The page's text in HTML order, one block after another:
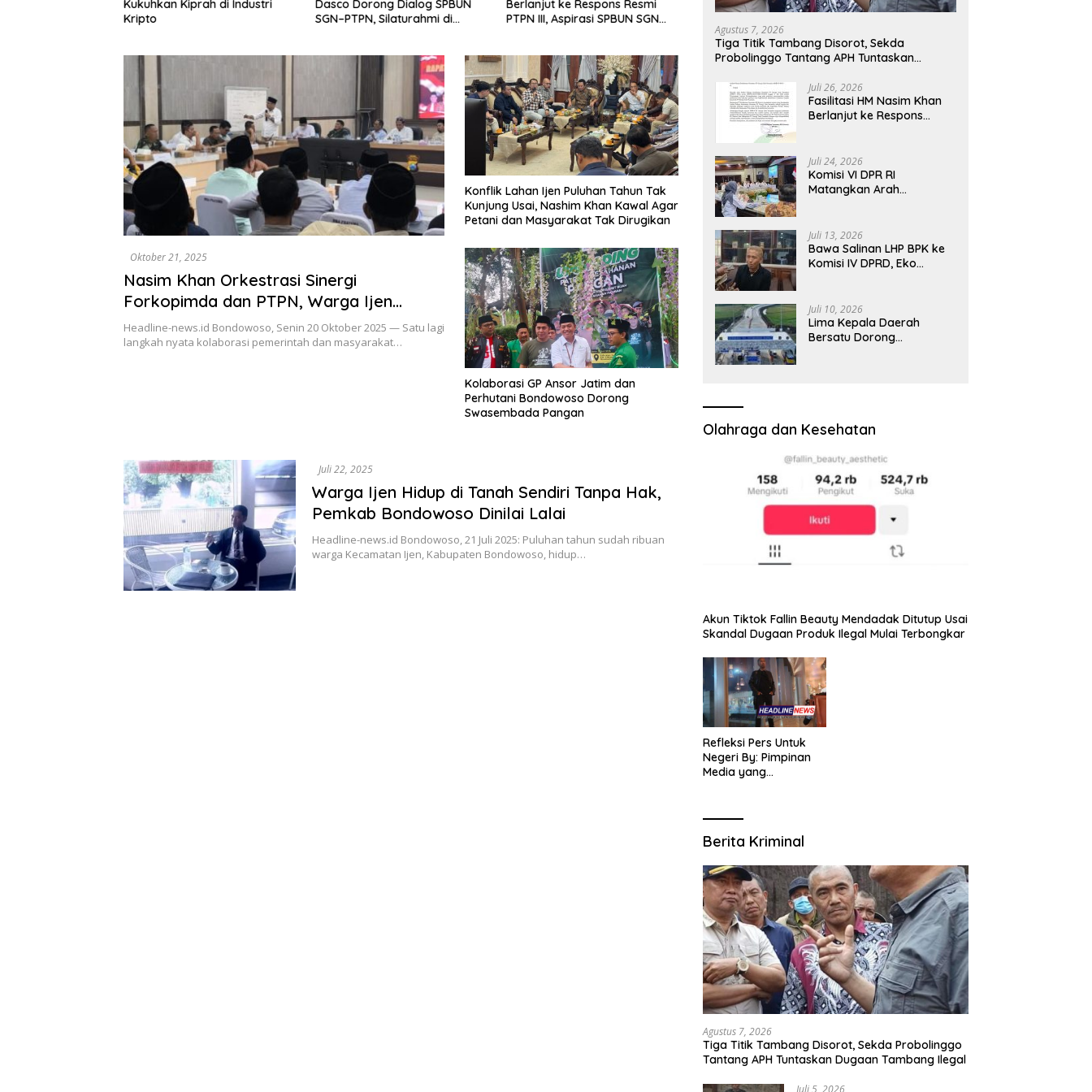
Kukuhkan Kiprah di Industri
Kripto
Dasco Dorong Dialog SPBUN
SGN–PTPN, Silaturahmi di
Berlanjut ke Respons Resmi
PTPN III, Aspirasi SPBUN SGN
Arah Transformasi BUMN
Sinergi Nasional
Komisi IV DPRD, Eko Febriyanto
Negara
Oktober 21, 2025
Nasim Khan Orkestrasi Sinergi
Forkopimda dan PTPN, Warga Ijen
Bersiap Menuju Kesejahteraan Baru
Headline-news.id Bondowoso, Senin 20 Oktober 2025 — Satu lagi
langkah nyata kolaborasi pemerintah dan masyarakat…
Konflik Lahan Ijen Puluhan Tahun Tak
Kunjung Usai, Nashim Khan Kawal Agar
Petani dan Masyarakat Tak Dirugikan
Kolaborasi GP Ansor Jatim dan
Perhutani Bondowoso Dorong
Swasembada Pangan
Juli 22, 2025
Warga Ijen Hidup di Tanah Sendiri Tanpa Hak,
Pemkab Bondowoso Dinilai Lalai
Headline-news.id Bondowoso, 21 Juli 2025: Puluhan tahun sudah ribuan
warga Kecamatan Ijen, Kabupaten Bondowoso, hidup…
Agustus 7, 2026
Tiga Titik Tambang Disorot, Sekda
Probolinggo Tantang APH Tuntaskan
Juli 26, 2026
Fasilitasi HM Nasim Khan
Berlanjut ke Respons
Tahap Pembahasan
Dijajaran Direksi
Juli 24, 2026
Komisi VI DPR RI
Matangkan Arah
Tekankan Sinergi Nasional
Juli 13, 2026
Bawa Salinan LHP BPK ke
Komisi IV DPRD, Eko
Berbasis Data Resmi
Negara
Juli 10, 2026
Lima Kepala Daerah
Bersatu Dorong
Olahraga dan Kesehatan
Akun Tiktok Fallin Beauty Mendadak Ditutup Usai
Skandal Dugaan Produk Ilegal Mulai Terbongkar
Refleksi Pers Untuk
Negeri By: Pimpinan
Media yang
MULTIMEDIA
Berita Kriminal
Agustus 7, 2026
Tiga Titik Tambang Disorot, Sekda Probolinggo
Tantang APH Tuntaskan Dugaan Tambang Ilegal